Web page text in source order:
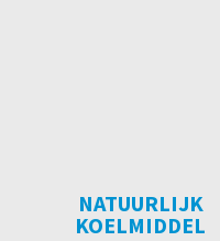
NATUURLIJK
KOELMIDDEL